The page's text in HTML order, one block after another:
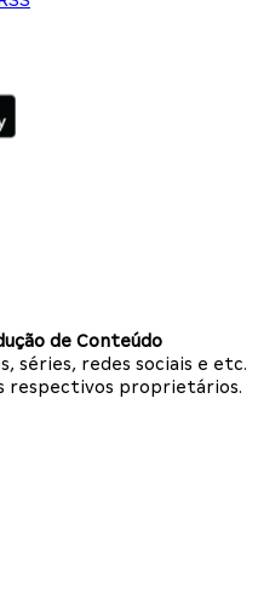
de Conteúdo
séries, redes sociais e etc.
respectivos proprietários.